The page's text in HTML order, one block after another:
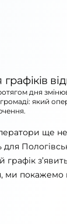
дня
громаді: який
ще
для
графік
ми покажемо